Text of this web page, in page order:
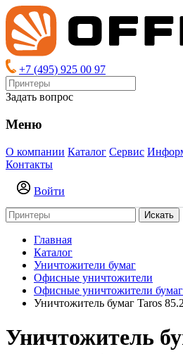
+7 (495) 925 00 97
Задать вопрос
Меню
О компании Каталог Сервис
Контакты
Войти
Искать
Главная
Каталог
Уничтожители бумаг
Офисные уничтожители
Офисные уничтожители бумаг
Уничтожитель бумаг Taros
Уничтожитель